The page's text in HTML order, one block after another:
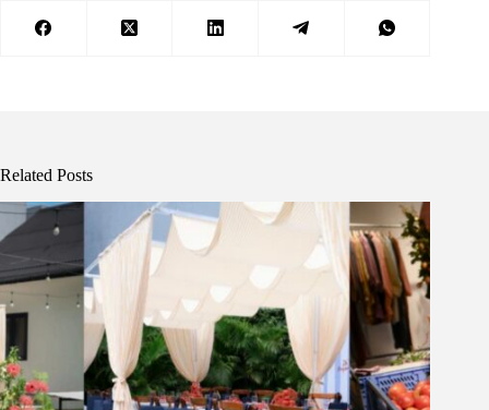
Related Posts